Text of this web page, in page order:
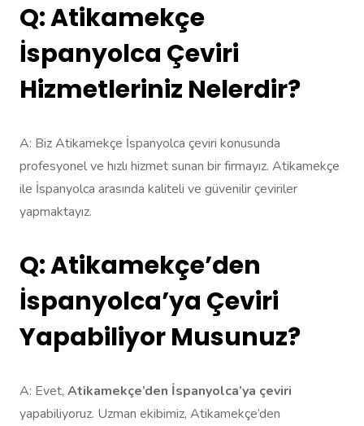
Q: Atikamekçe
İspanyolca Çeviri
Hizmetleriniz Nelerdir?
A: Biz Atikamekçe İspanyolca çeviri konusunda
profesyonel ve hızlı hizmet sunan bir firmayız. Atikamekçe
ile İspanyolca arasında kaliteli ve güvenilir çeviriler
yapmaktayız.
Q: Atikamekçe’den
İspanyolca’ya Çeviri
Yapabiliyor Musunuz?
A: Evet, Atikamekçe’den İspanyolca’ya çeviri
yapabiliyoruz. Uzman ekibimiz, Atikamekçe’den